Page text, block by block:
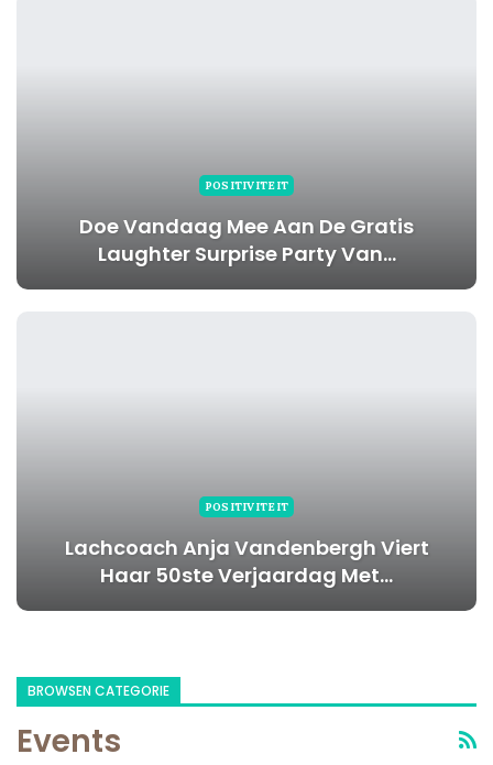
POSITIVITEIT
Doe Vandaag Mee Aan De Gratis
Laughter Surprise Party Van…
POSITIVITEIT
Lachcoach Anja Vandenbergh Viert
Haar 50ste Verjaardag Met…
BROWSEN CATEGORIE
Events